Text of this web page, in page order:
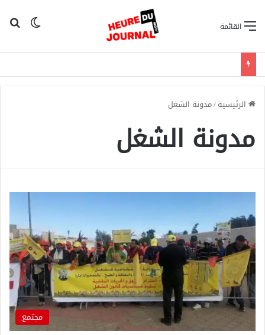
القائمة
الرئيسية/مدونة الشغل
مدونة الشغل
مجتمع